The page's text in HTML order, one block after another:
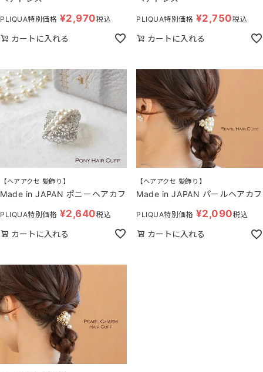
PLIQUA特別価格 ¥2,970税込
カートに入れる
PLIQUA特別価格 ¥2,750税込
カートに入れる
【ヘアアクセ 髪飾り】
Made in JAPAN ポニーヘアカフ
PLIQUA特別価格 ¥2,640税込
カートに入れる
【ヘアアクセ 髪飾り】
Made in JAPAN パールヘアカフ
PLIQUA特別価格 ¥2,090税込
カートに入れる